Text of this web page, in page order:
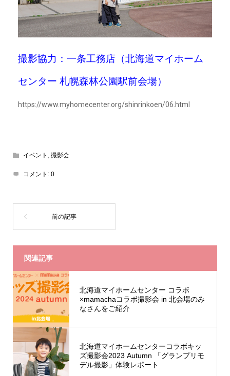
撮影協力：一条工務店（北海道マイホーム
センター 札幌森林公園駅前会場）
https://www.myhomecenter.org/shinrinkoen/06.html
イベント , 撮影会
コメント: 0
関連記事
北海道マイホームセンター コラボ
×mamachaコラボ撮影会 in 北会場のみ
なさんをご紹介
北海道マイホームセンターコラボキッ
ズ撮影会2023 Autumn 「グランプリモ
デル撮影」体験レポート